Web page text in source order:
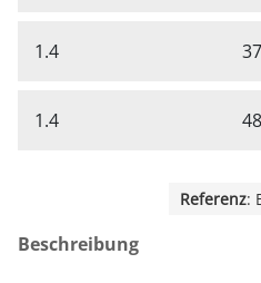
1.4
1.4
Referenz:
Beschreibung